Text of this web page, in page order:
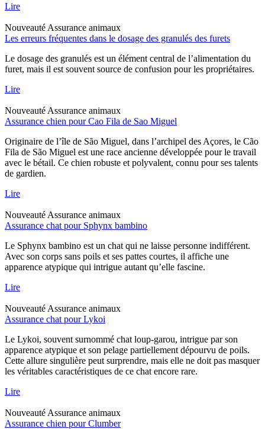
Lire
Nouveauté Assurance animaux
Les erreurs fréquentes dans le dosage des granulés des furets
Le dosage des granulés est un élément central de l’alimentation du
furet, mais il est souvent source de confusion pour les propriétaires.
Lire
Nouveauté Assurance animaux
Assurance chien pour Cao Fila de Sao Miguel
Originaire de l’île de São Miguel, dans l’archipel des Açores, le Cão
Fila de São Miguel est une race ancienne développée pour le travail
avec le bétail. Ce chien robuste et polyvalent, connu pour ses talents
de gardien.
Lire
Nouveauté Assurance animaux
Assurance chat pour Sphynx bambino
Le Sphynx bambino est un chat qui ne laisse personne indifférent.
Avec son corps sans poils et ses pattes courtes, il affiche une
apparence atypique qui intrigue autant qu’elle fascine.
Lire
Nouveauté Assurance animaux
Assurance chat pour Lykoi
Le Lykoi, souvent surnommé chat loup-garou, intrigue par son
apparence atypique et son pelage partiellement dépourvu de poils.
Cette allure singulière peut surprendre, mais elle ne doit pas masquer
les véritables caractéristiques de ce chat encore rare.
Lire
Nouveauté Assurance animaux
Assurance chien pour Clumber